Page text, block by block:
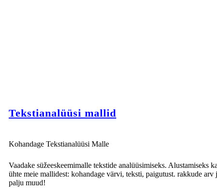
Tekstianalüüsi mallid
Kohandage Tekstianalüüsi Malle
Vaadake süžeeskeemimalle tekstide analüüsimiseks. Alustamiseks
ühte meie mallidest: kohandage värvi, teksti, paigutust. rakkude arv
palju muud!